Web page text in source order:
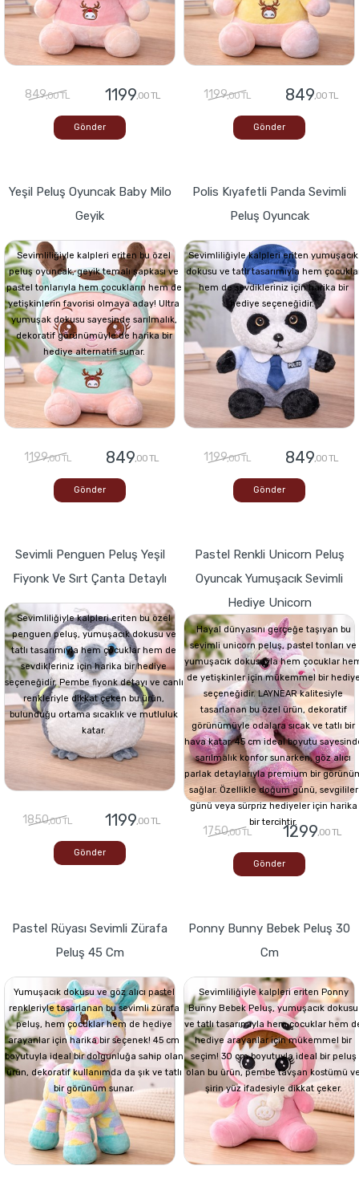
849,00 TL 1199,00 TL
Gönder
1199,00 TL 849,00 TL
Gönder
Yeşil Peluş Oyuncak Baby Milo
Geyik
Sevimliliğiyle kalpleri eriten bu özel
peluş oyuncak, geyik temalı şapkası ve
pastel tonlarıyla hem çocukların hem de
yetişkinlerin favorisi olmaya aday! Ultra
yumuşak dokusu sayesinde sarılmalık,
dekoratif görünümüyle de harika bir
hediye alternatifi sunar.
1199,00 TL 849,00 TL
Gönder
Polis Kıyafetli Panda Sevimli
Peluş Oyuncak
Sevimliliğiyle kalpleri eriten yumuşacık
dokusu ve tatlı tasarımıyla hem
hem de sevdikleriniz için harika bir
hediye seçeneğidir.
1199,00 TL 849,00 TL
Gönder
Sevimli Penguen Peluş Yeşil
Fiyonk Ve Sırt Çanta Detaylı
Sevimliliğiyle kalpleri eriten bu özel
penguen peluş, yumuşacık dokusu ve
tatlı tasarımıyla hem çocuklar hem de
sevdikleriniz için harika bir hediye
seçeneğidir. Pembe fiyonk detayı ve canlı
renkleriyle dikkat çeken bu ürün,
bulunduğu ortama sıcaklık ve mutluluk
katar.
1850,00 TL 1199,00 TL
Gönder
Pastel Renkli Unicorn Peluş
Oyuncak Yumuşacık Sevimli
Hediye Unicorn
Hayal dünyasını gerçeğe taşıyan bu
sevimli unicorn peluş, pastel tonları ve
yumuşacık dokusuyla hem çocuklar
de yetişkinler için mükemmel bir
seçeneğidir. LAYNEAR kalitesiyle
tasarlanan bu özel ürün, dekoratif
görünümüyle odalara sıcak ve tatlı bir
hava katar. 45 cm ideal boyutu
sarılmalık konfor sunarken, göz alıcı
parlak detaylarıyla premium bir
sağlar. Özellikle doğum günü, sevgililer
günü veya sürpriz hediyeler için harika
bir tercihtir.
1750,00 TL 1299,00 TL
Gönder
Pastel Rüyası Sevimli Zürafa
Peluş 45 Cm
Yumuşacık dokusu ve göz alıcı pastel
renkleriyle tasarlanan bu sevimli zürafa
peluş, hem çocuklar hem de hediye
arayanlar için harika bir seçenek! 45 cm
boyutuyla ideal bir dolgunluğa sahip olan
ürün, dekoratif kullanımda da şık ve tatlı
bir görünüm sunar.
Ponny Bunny Bebek Peluş 30
Cm
Sevimliliğiyle kalpleri eriten Ponny
Bunny Bebek Peluş, yumuşacık dokusu
ve tatlı tasarımıyla hem çocuklar hem
hediye arayanlar için mükemmel bir
seçim! 30 cm boyutuyla ideal bir peluş
olan bu ürün, pembe tavşan kostümü
şirin yüz ifadesiyle dikkat çeker.